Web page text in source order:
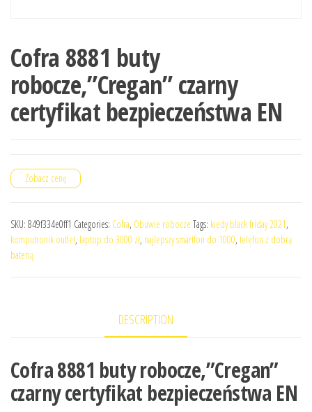
Cofra 8881 buty
robocze,”Cregan” czarny
certyfikat bezpieczeństwa EN
Zobacz cenę
SKU: 849f334e0ff1 Categories: Cofra, Obuwie robocze Tags: kiedy black friday 2021,
komputronik outlet, laptop do 3000 zł, najlepszy smartfon do 1000, telefon z dobrą
baterią
DESCRIPTION
Cofra 8881 buty robocze,”Cregan”
czarny certyfikat bezpieczeństwa EN